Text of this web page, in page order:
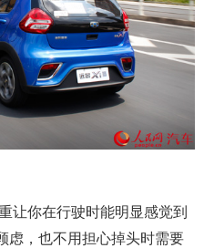
让你在行驶时能明显感觉到
虑，也不用担心掉头时需要